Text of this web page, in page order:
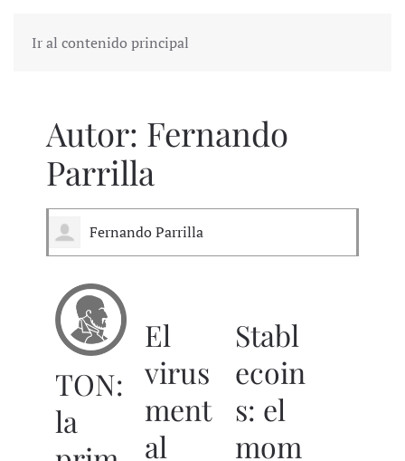
Ir al contenido principal
Autor: Fernando
Parrilla
Fernando Parrilla
TON:
la
El
virus
ment
al
Stabl
ecoin
s: el
mom